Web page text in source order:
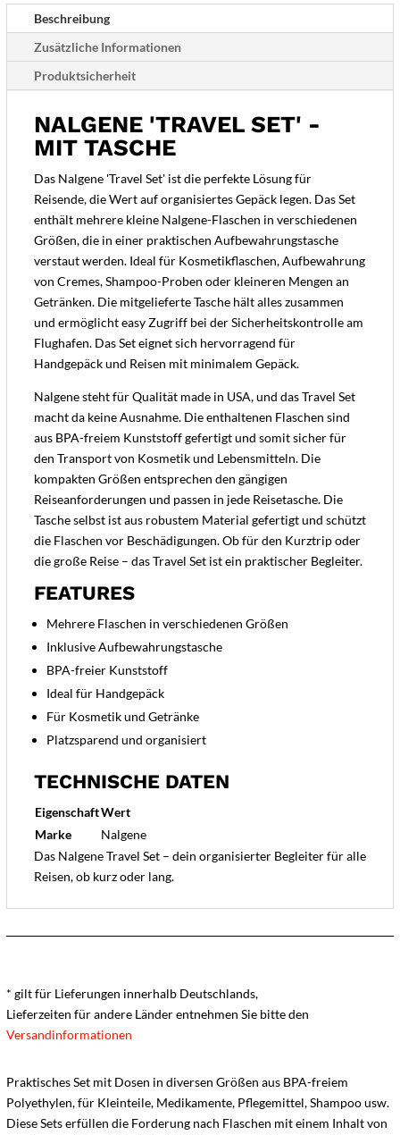
Beschreibung
Zusätzliche Informationen
Produktsicherheit
NALGENE 'TRAVEL SET' -
MIT TASCHE
Das Nalgene 'Travel Set' ist die perfekte Lösung für
Reisende, die Wert auf organisiertes Gepäck legen. Das Set
enthält mehrere kleine Nalgene-Flaschen in verschiedenen
Größen, die in einer praktischen Aufbewahrungstasche
verstaut werden. Ideal für Kosmetikflaschen, Aufbewahrung
von Cremes, Shampoo-Proben oder kleineren Mengen an
Getränken. Die mitgelieferte Tasche hält alles zusammen
und ermöglicht easy Zugriff bei der Sicherheitskontrolle am
Flughafen. Das Set eignet sich hervorragend für
Handgepäck und Reisen mit minimalem Gepäck.
Nalgene steht für Qualität made in USA, und das Travel Set
macht da keine Ausnahme. Die enthaltenen Flaschen sind
aus BPA-freiem Kunststoff gefertigt und somit sicher für
den Transport von Kosmetik und Lebensmitteln. Die
kompakten Größen entsprechen den gängigen
Reiseanforderungen und passen in jede Reisetasche. Die
Tasche selbst ist aus robustem Material gefertigt und schützt
die Flaschen vor Beschädigungen. Ob für den Kurztrip oder
die große Reise – das Travel Set ist ein praktischer Begleiter.
FEATURES
Mehrere Flaschen in verschiedenen Größen
Inklusive Aufbewahrungstasche
BPA-freier Kunststoff
Ideal für Handgepäck
Für Kosmetik und Getränke
Platzsparend und organisiert
TECHNISCHE DATEN
EigenschaftWert
Marke
Nalgene
Das Nalgene Travel Set – dein organisierter Begleiter für alle
Reisen, ob kurz oder lang.
* gilt für Lieferungen innerhalb Deutschlands,
Lieferzeiten für andere Länder entnehmen Sie bitte den
Versandinformationen
Praktisches Set mit Dosen in diversen Größen aus BPA-freiem
Polyethylen, für Kleinteile, Medikamente, Pflegemittel, Shampoo usw.
Diese Sets erfüllen die Forderung nach Flaschen mit einem Inhalt von